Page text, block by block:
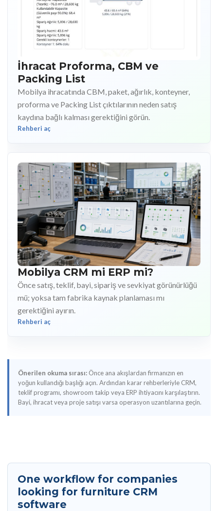
İhracat Proforma, CBM ve
Packing List
Mobilya ihracatında CBM, paket, ağırlık, konteyner,
proforma ve Packing List çıktılarının neden satış
kaydına bağlı kalması gerektiğini görün.
Rehberi aç
Mobilya CRM mi ERP mi?
Önce satış, teklif, bayi, sipariş ve sevkiyat görünürlüğü
mü; yoksa tam fabrika kaynak planlaması mı
gerektiğini ayırın.
Rehberi aç
Önerilen okuma sırası: Önce ana akışlardan firmanızın en
yoğun kullandığı başlığı açın. Ardından karar rehberleriyle CRM,
teklif programı, showroom takip veya ERP ihtiyacını karşılaştırın.
Bayi, ihracat veya proje satışı varsa operasyon uzantılarına geçin.
One workflow for companies
looking for furniture CRM
software